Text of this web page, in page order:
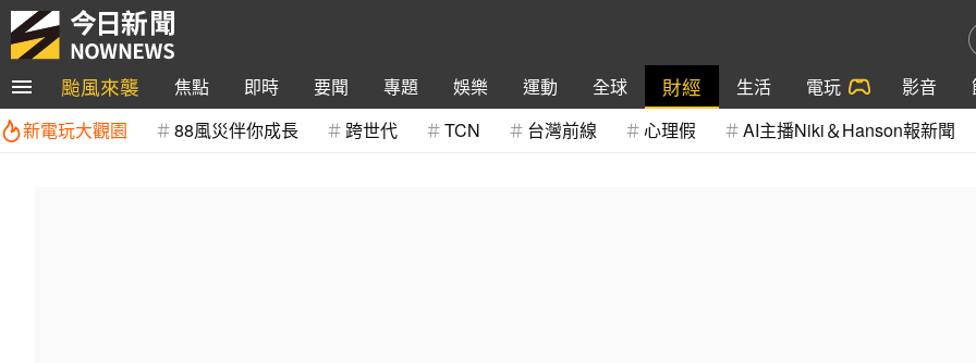
颱風來襲 焦點 即時 要聞 專題 娛樂 運動 全球 財經 生活 電玩 影音
新電玩大觀園
88風災伴你成長 跨世代 TCN 台灣前線 心理假 AI主播Niki＆Hanson報新聞